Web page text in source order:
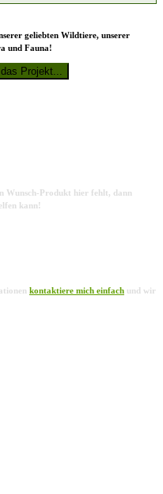
geliebten Wildtiere, unserer
und Fauna!
Wunsch-Produkt hier fehlt, dann
kann!
kontaktiere mich einfach und wir